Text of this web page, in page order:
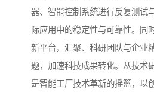
器、智能控制系统进行反复测试
际应用中的稳定性与可靠性。同
新平台，汇聚、科研团队与企业
题，加速科技成果转化。从技术
是智能工厂技术革新的摇篮，以